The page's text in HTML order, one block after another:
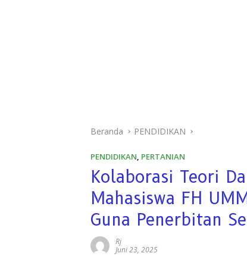
Beranda PENDIDIKAN
PENDIDIKAN, PERTANIAN
Kolaborasi Teori
Mahasiswa FH
Guna Penerbitan
Rj
Juni 23, 2025